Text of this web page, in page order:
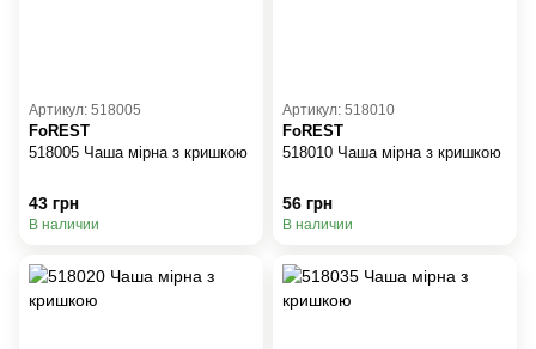
Артикул: 518005
FoREST
518005 Чаша мірна з кришкою
43 грн
В наличии
Артикул: 518010
FoREST
518010 Чаша мірна з кришкою
56 грн
В наличии